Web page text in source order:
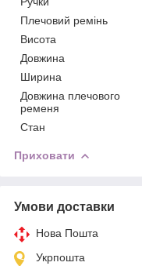
Плечовий ремінь
Висота
Довжина
Ширина
Довжина плечового
ременя
Стан
Приховати
Умови доставки
Нова Пошта
Укрпошта